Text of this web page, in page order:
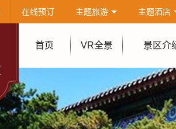
在线预订 主题旅游 主题酒店
首页 VR全景 景区介